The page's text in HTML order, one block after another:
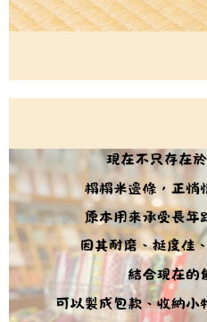
５．嚴禁一人註冊多個帳號或使用他
恩沛科技股份有限公司將有權停止該